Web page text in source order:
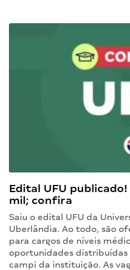
Edital UFU
mil; confira
Saiu o edital UFU da
Uberlândia. Ao todo, são
para cargos de níveis
oportunidades
campi da instituição. As